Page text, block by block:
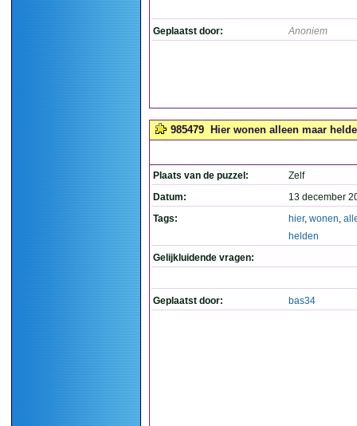
Geplaatst door: Anoniem
985479 Hier wonen alleen maar
Plaats van de puzzel:
Zelf
Datum:
13 december
Tags:
hier, wonen,
helden
Gelijkluidende vragen:
Geplaatst door: bas34